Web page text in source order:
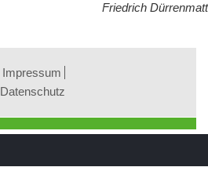
Friedrich Dürrenmatt
Impressum
Datenschutz